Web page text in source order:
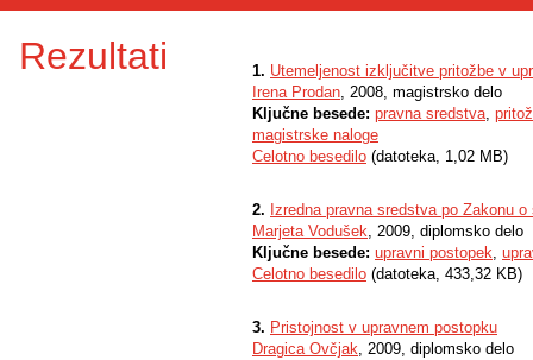
Rezultati 1. Utemeljenost izključitve pritožbe v
Irena Prodan, 2008, magistrsko delo
Ključne besede: pravna sredstva,
magistrske naloge
Celotno besedilo (datoteka, 1,02 MB)
2. Izredna pravna sredstva po Zakonu
Marjeta Vodušek, 2009, diplomsko delo
Ključne besede: upravni postopek,
Celotno besedilo (datoteka, 433,32 KB)
3. Pristojnost v upravnem postopku
Dragica Ovčjak, 2009, diplomsko delo